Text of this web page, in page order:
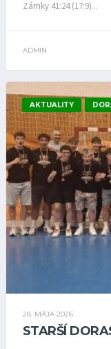
Zámky 41:24 (17:9)...
ADMIN
AKTUALITY
28. MÁJA 2026
STARŠÍ